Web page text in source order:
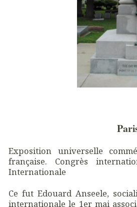
Exposition universelle
française. Congrès
Internationale
Ce fut Edouard Anseele,
internationale le 1er mai